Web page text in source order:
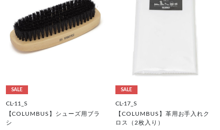
SALE
CL-11_S
【COLUMBUS】シューズ用ブラ
シ
SALE
CL-17_S
【COLUMBUS】革用お手入れク
ロス（2枚入り）